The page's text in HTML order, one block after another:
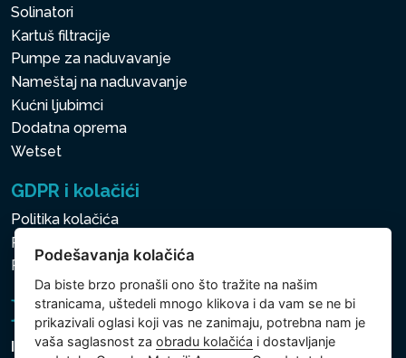
Solinatori
Kartuš filtracije
Pumpe za naduvavanje
Nameštaj na naduvavanje
Kućni ljubimci
Dodatna oprema
Wetset
GDPR i kolačići
Politika kolačića
Politika zaštite ličnih i drugih obrađivanih podataka
Politika kolačića
Intex Trading, s.r.o.
Podešavanja kolačića
Da biste brzo pronašli ono što tražite na našim
stranicama, uštedeli mnogo klikova i da vam se ne bi
prikazivali oglasi koji vas ne zanimaju, potrebna nam je
vaša saglasnost zaobradu kolačića i dostavljanje